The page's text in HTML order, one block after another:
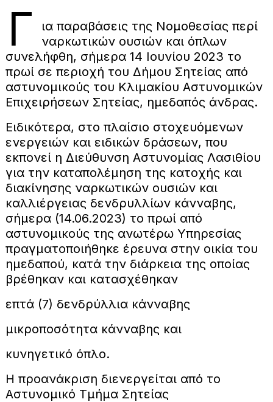
Γ
ια παραβάσεις της Νομοθεσίας περί
ναρκωτικών ουσιών και όπλων
συνελήφθη, σήμερα 14 Ιουνίου 2023 το
πρωί σε περιοχή του Δήμου Σητείας από
αστυνομικούς του Κλιμακίου Αστυνομικών
Επιχειρήσεων Σητείας, ημεδαπός άνδρας.
Ειδικότερα, στο πλαίσιο στοχευόμενων
ενεργειών και ειδικών δράσεων, που
εκπονεί η Διεύθυνση Αστυνομίας Λασιθίου
για την καταπολέμηση της κατοχής και
διακίνησης ναρκωτικών ουσιών και
καλλιέργειας δενδρυλλίων κάνναβης,
σήμερα (14.06.2023) το πρωί από
αστυνομικούς της ανωτέρω Υπηρεσίας
πραγματοποιήθηκε έρευνα στην οικία του
ημεδαπού, κατά την διάρκεια της οποίας
βρέθηκαν και κατασχέθηκαν
επτά (7) δενδρύλλια κάνναβης
μικροποσότητα κάνναβης και
κυνηγετικό όπλο.
Η προανάκριση διενεργείται από το
Αστυνομικό Τμήμα Σητείας